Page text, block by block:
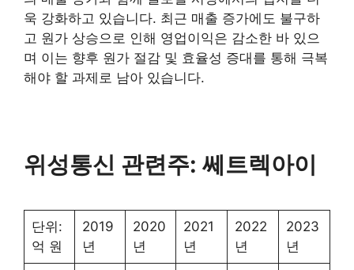
욱 강화하고 있습니다. 최근 매출 증가에도 불구하
고 원가 상승으로 인해 영업이익은 감소한 바 있으
며 이는 향후 원가 절감 및 효율성 증대를 통해 극복
해야 할 과제로 남아 있습니다​​.
위성통신 관련주: 쎄트렉아이
단위:
억 원
2019
년
2020
년
2021
년
2022
년
2023
년